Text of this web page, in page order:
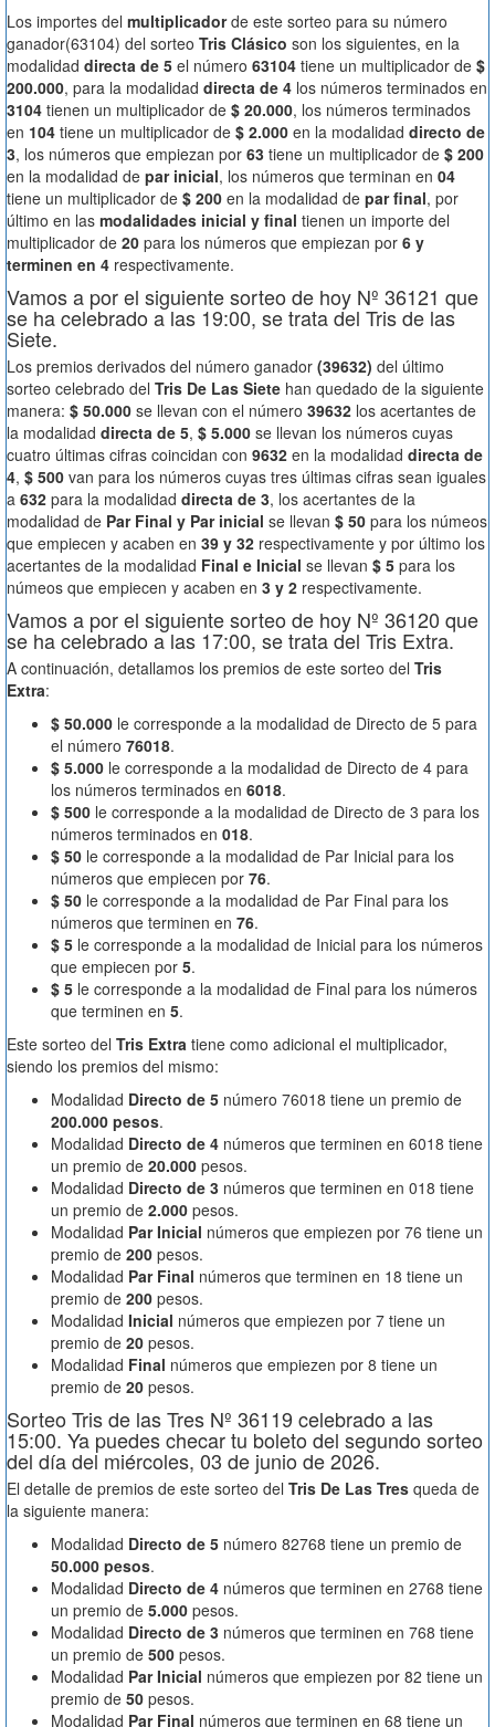
Los importes del multiplicadorde este sorteo para su número
ganador(63104) del sorteo Tris Clásico son los siguientes, en la
modalidad directa de 5 el número 63104 tiene un multiplicador de $
200.000, para la modalidad directa de 4 los números terminados en
3104 tienen un multiplicador de $ 20.000, los números terminados
en 104 tiene un multiplicador de $ 2.000 en la modalidad directo de
3, los números que empiezan por 63 tiene un multiplicador de $ 200
en la modalidad de par inicial, los números que terminan en 04
tiene un multiplicador de $ 200 en la modalidad de par final, por
último en las modalidades inicial y final tienen un importe del
multiplicador de 20 para los números que empiezan por 6 y
terminen en 4 respectivamente.
Vamos a por el siguiente sorteo de hoy Nº 36121 que
se ha celebrado a las 19:00, se trata del Tris de las
Siete.
Los premios derivados del número ganador (39632) del último
sorteo celebrado del Tris De Las Siete han quedado de la siguiente
manera: $ 50.000 se llevan con el número 39632 los acertantes de
la modalidad directa de 5, $ 5.000 se llevan los números cuyas
cuatro últimas cifras coincidan con 9632 en la modalidad directa de
4, $ 500 van para los números cuyas tres últimas cifras sean iguales
a 632 para la modalidad directa de 3, los acertantes de la
modalidad de Par Final y Par inicial se llevan $ 50 para los númeos
que empiecen y acaben en 39 y 32 respectivamente y por último los
acertantes de la modalidad Final e Inicial se llevan $ 5 para los
númeos que empiecen y acaben en 3 y 2 respectivamente.
Vamos a por el siguiente sorteo de hoy Nº 36120 que
se ha celebrado a las 17:00, se trata del Tris Extra.
A continuación, detallamos los premios de este sorteo del Tris
Extra:
$ 50.000 le corresponde a la modalidad de Directo de 5 para
el número 76018.
$ 5.000 le corresponde a la modalidad de Directo de 4 para
los números terminados en 6018.
$ 500 le corresponde a la modalidad de Directo de 3 para los
números terminados en 018.
$ 50 le corresponde a la modalidad de Par Inicial para los
números que empiecen por 76.
$ 50 le corresponde a la modalidad de Par Final para los
números que terminen en 76.
$ 5 le corresponde a la modalidad de Inicial para los números
que empiecen por 5.
$ 5 le corresponde a la modalidad de Final para los números
que terminen en 5.
Este sorteo del Tris Extra tiene como adicional el multiplicador,
siendo los premios del mismo:
Modalidad Directo de 5 número 76018 tiene un premio de
200.000 pesos.
Modalidad Directo de 4 números que terminen en 6018 tiene
un premio de 20.000 pesos.
Modalidad Directo de 3 números que terminen en 018 tiene
un premio de 2.000 pesos.
Modalidad Par Inicial números que empiezen por 76 tiene un
premio de 200 pesos.
Modalidad Par Final números que terminen en 18 tiene un
premio de 200 pesos.
Modalidad Inicial números que empiezen por 7 tiene un
premio de 20 pesos.
Modalidad Final números que empiezen por 8 tiene un
premio de 20 pesos.
Sorteo Tris de las Tres Nº 36119 celebrado a las
15:00. Ya puedes checar tu boleto del segundo sorteo
del día del miércoles, 03 de junio de 2026.
El detalle de premios de este sorteo del Tris De Las Tres queda de
la siguiente manera:
Modalidad Directo de 5 número 82768 tiene un premio de
50.000 pesos.
Modalidad Directo de 4 números que terminen en 2768 tiene
un premio de 5.000 pesos.
Modalidad Directo de 3 números que terminen en 768 tiene
un premio de 500 pesos.
Modalidad Par Inicial números que empiezen por 82 tiene un
premio de 50 pesos.
Modalidad Par Final números que terminen en 68 tiene un